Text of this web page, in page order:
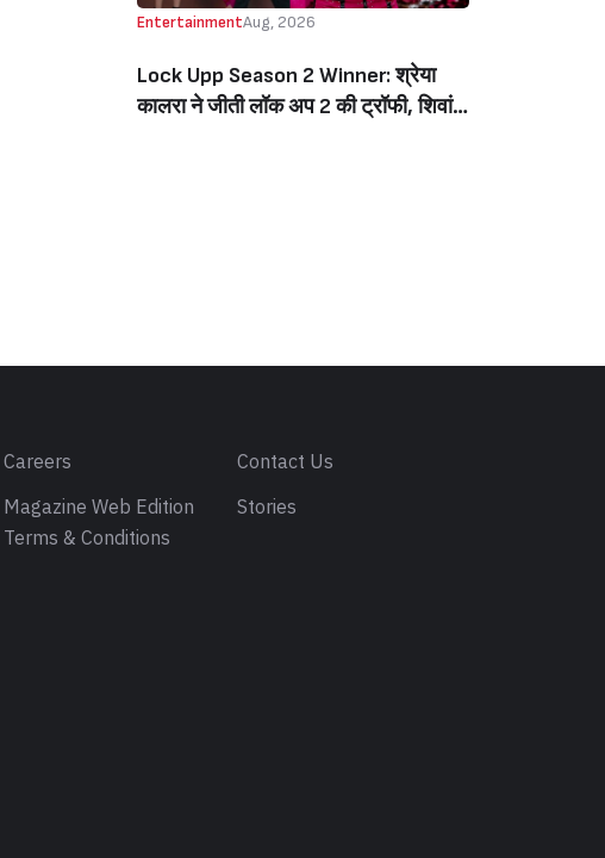
EntertainmentAug, 2026
Lock Upp Season 2 Winner: श्रेया
कालरा ने जीती लॉक अप 2 की ट्रॉफी, शिवांगी
Careers
Contact Us
Magazine Web Edition
Terms & Conditions
Stories